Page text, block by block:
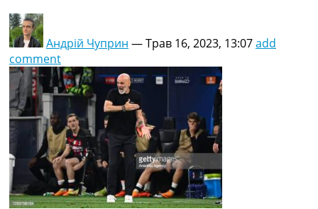
Андрій Чуприн —Трав 16, 2023, 13:07add
comment